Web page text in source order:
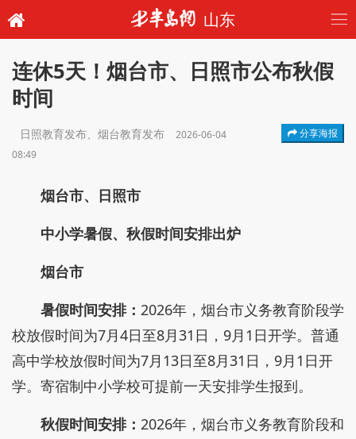
山东
连休5天！烟台市、日照市公布秋假
时间
日照教育发布、烟台教育发布
2026-06-04
08:49
分享海报
烟台市、日照市
中小学暑假、秋假时间安排出炉
烟台市
暑假时间安排： 2026年，烟台市义务教育阶段学
校放假时间为7月4日至8月31日，9月1日开学。普通
高中学校放假时间为7月13日至8月31日，9月1日开
学。寄宿制中小学校可提前一天安排学生报到。
秋假时间安排： 2026年，烟台市义务教育阶段和